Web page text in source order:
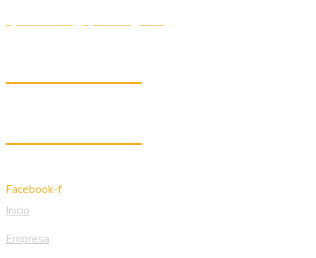
983 786 566
997 86 4887
Facebook-f
Inicio
Empresa